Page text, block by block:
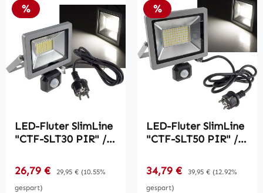
Rabatt
%
LED-Fluter SlimLine
"CTF-SLT30 PIR" /
4200K,
Bewegungsmelde
Verkaufspreis:
26,79 € Regulärer Preis:
29,95 € (10.55%
gespart)
Rabatt
%
LED-Fluter SlimLine
"CTF-SLT50 PIR" /
4000K,
Bewegungsmelde
Verkaufspreis:
34,79 € Regulärer Preis:
39,95 € (12.92%
gespart)